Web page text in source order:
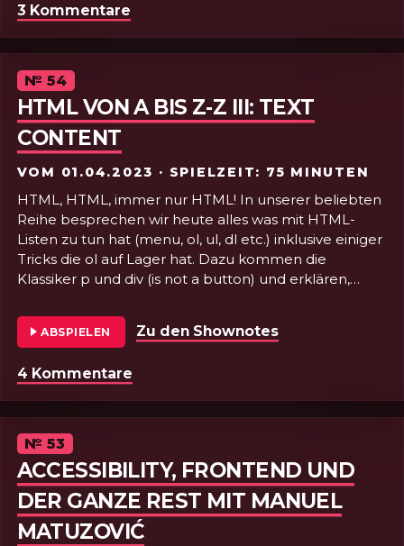
3 Kommentare
Episode
№54
HTML VON A BIS Z-Z III: TEXT
CONTENT
VOM 01.04.2023 · SPIELZEIT: 75 MINUTEN
HTML, HTML, immer nur HTML! In unserer beliebten
Reihe besprechen wir heute alles was mit HTML-
Listen zu tun hat (menu, ol, ul, dl etc.) inklusive einiger
Tricks die ol auf Lager hat. Dazu kommen die
Klassiker p und div (is not a button) und erklären,
einem gar nichts anderes einfällt. Dazu servieren wir
den Termin für unser Hörer*innentreffen, versuchen
welchem Tool man Bilder neu ausleuchten kann.
Tsching·de·ras·sa·bum! 🥁
ABSPIELEN Zu den Shownotes
4 Kommentare
Episode
№53
ACCESSIBILITY, FRONTEND UND
DER GANZE REST MIT MANUEL
MATUZOVIĆ